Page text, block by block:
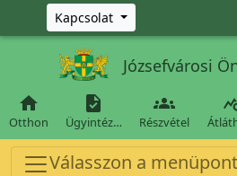
Ugrás a fő tartalomra
Kapcsolat
Józsefvárosi

Otthon

Ügyintéz…

Részvétel
Válasszon a